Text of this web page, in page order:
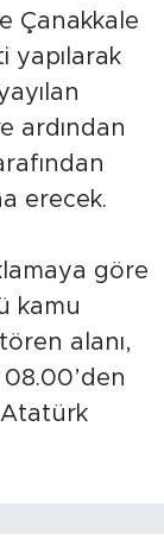
Çanakkale
yapılarak
ardından
erecek.
göre
kamu
alanı,
Atatürk